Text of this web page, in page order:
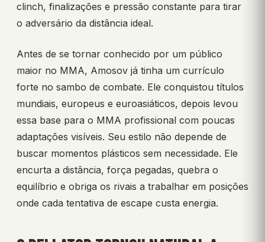
clinch, finalizações e pressão constante para tirar
o adversário da distância ideal.
Antes de se tornar conhecido por um público
maior no MMA, Amosov já tinha um currículo
forte no sambo de combate. Ele conquistou títulos
mundiais, europeus e euroasiáticos, depois levou
essa base para o MMA profissional com poucas
adaptações visíveis. Seu estilo não depende de
buscar momentos plásticos sem necessidade. Ele
encurta a distância, força pegadas, quebra o
equilíbrio e obriga os rivais a trabalhar em posições
onde cada tentativa de escape custa energia.